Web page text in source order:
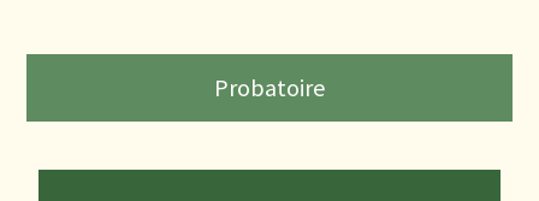
Probatoire